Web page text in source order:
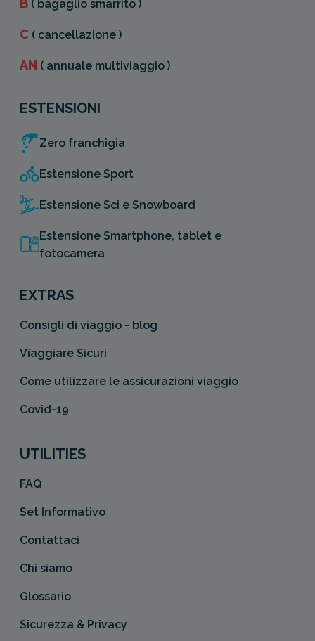
B ( bagaglio smarrito )
C ( cancellazione )
AN ( annuale multiviaggio )
ESTENSIONI
Zero franchigia
Estensione Sport
Estensione Sci e Snowboard
Estensione Smartphone, tablet e
fotocamera
EXTRAS
Consigli di viaggio - blog
Viaggiare Sicuri
Come utilizzare le assicurazioni viaggio
Covid-19
UTILITIES
FAQ
Set Informativo
Contattaci
Chi siamo
Glossario
Sicurezza & Privacy